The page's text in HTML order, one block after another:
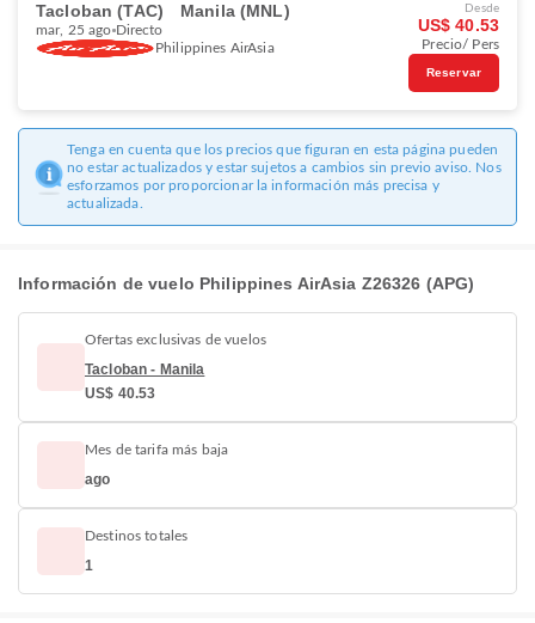
Tacloban (TAC) Manila (MNL)
mar, 25 ago Directo
Philippines AirAsia
Desde
US$ 40.53
Precio/ Pers
Reservar
Tenga en cuenta que los precios que figuran en esta página pueden
no estar actualizados y estar sujetos a cambios sin previo aviso. Nos
esforzamos por proporcionar la información más precisa y
actualizada.
Información de vuelo Philippines AirAsia Z26326 (APG)
Ofertas exclusivas de vuelos
Tacloban - Manila
US$ 40.53
Mes de tarifa más baja
ago
Destinos totales
1